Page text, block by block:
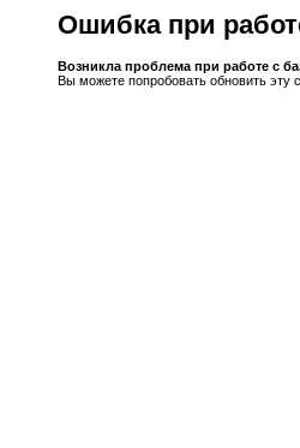
Ошибка при
Возникла проблема при работе с
Вы можете попробовать обновить эту